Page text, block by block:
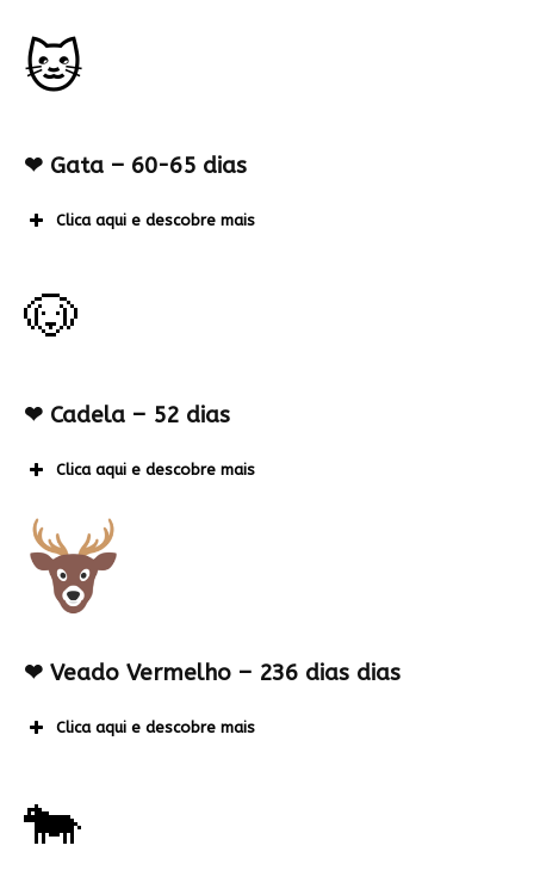
🐱
❤ Gata – 60-65 dias
Clica aqui e descobre mais
🐶
❤ Cadela – 52 dias
Clica aqui e descobre mais
❤ Veado Vermelho – 236 dias dias
Clica aqui e descobre mais
🐄